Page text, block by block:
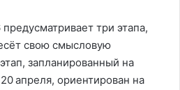
три этапа,
свою смысловую
запланированный на
апреля, ориентирован на